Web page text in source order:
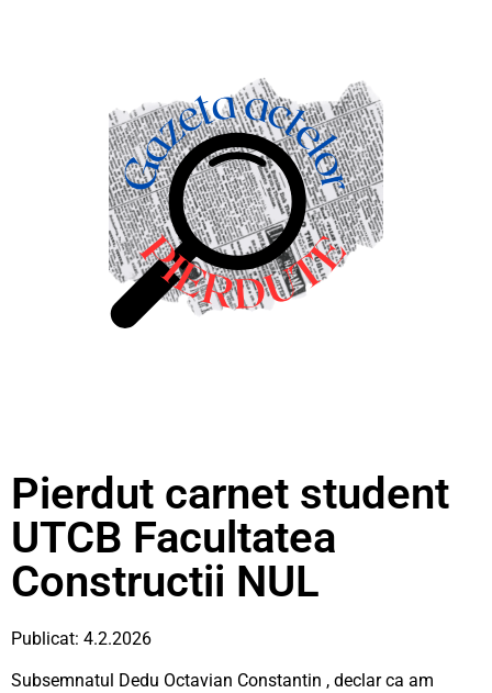
Pierdut carnet student
UTCB Facultatea
Constructii NUL
Publicat: 4.2.2026
Subsemnatul Dedu Octavian Constantin , declar ca am